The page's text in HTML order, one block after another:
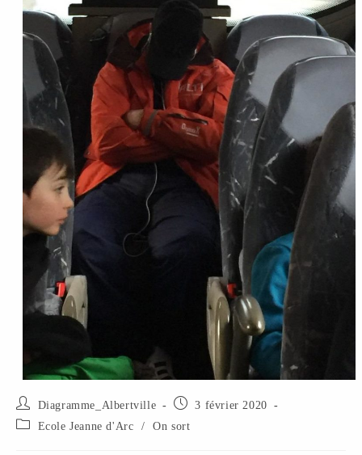
Diagramme_Albertville
3 février 2020
Ecole Jeanne d'Arc
/ On sort